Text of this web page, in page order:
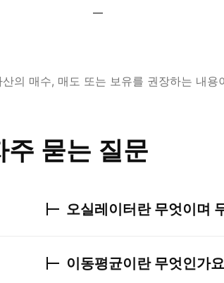
—
의 매수, 매도 또는 보유를 권장하는 내용
주 묻는 질문
오실레이터란 무엇이며
이동평균이란 무엇인가